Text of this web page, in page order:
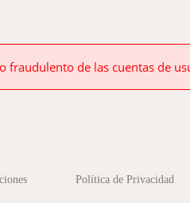
fraudulento de las cuentas de
Política de Privacidad